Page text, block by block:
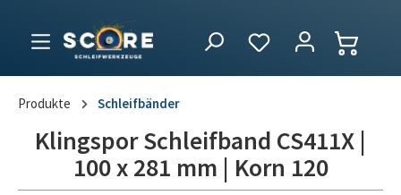
Produkte Schleifbänder
Klingspor Schleifband CS411X |
100 x 281 mm | Korn 120